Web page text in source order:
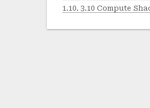
1.10. 3.10 Compute